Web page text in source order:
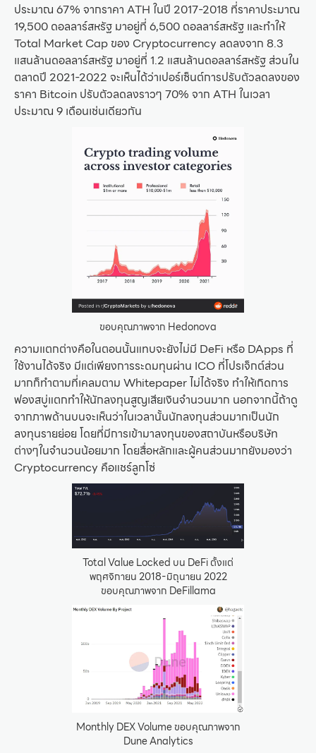
ประมาณ 67% จากราคา ATH ในปี 2017-2018 ที่ราคาประมาณ
19,500 ดอลลาร์สหรัฐ มาอยู่ที่ 6,500 ดอลลาร์สหรัฐ และทำให้
Total Market Cap ของ Cryptocurrency ลดลงจาก 8.3
แสนล้านดอลลาร์สหรัฐ มาอยู่ที่ 1.2 แสนล้านดอลลาร์สหรัฐ ส่วนใน
ตลาดปี 2021-2022 จะเห็นได้ว่าเปอร์เซ็นต์การปรับตัวลดลงของ
ราคา Bitcoin ปรับตัวลดลงราวๆ 70% จาก ATH ในเวลา
ประมาณ 9 เดือนเช่นเดียวกัน
ขอบคุณภาพจาก Hedonova
ความแตกต่างคือในตอนนั้นแทบจะยังไม่มี DeFi หรือ DApps ที่
ใช้งานได้จริง มีแต่เพียงการระดมทุนผ่าน ICO ที่โปรเจ็กต์ส่วน
มากก็ทำตามที่เคลมตาม Whitepaper ไม่ได้จริง ทำให้เกิดการ
ฟองสบู่แตกทำให้นักลงทุนสูญเสียเงินจำนวนมาก นอกจากนี้ถ้าดู
จากภาพด้านบนจะเห็นว่าในเวลานั้นนักลงทุนส่วนมากเป็นนัก
ลงทุนรายย่อย โดยที่มีการเข้ามาลงทุนของสถาบันหรือบริษัท
ต่างๆในจำนวนน้อยมาก โดยสื่อหลักและผู้คนส่วนมากยังมองว่า
Cryptocurrency คือแชร์ลูกโซ่
Total Value Locked บน DeFi ตั้งแต่
พฤศจิกายน 2018-มิถุนายน 2022
ขอบคุณภาพจาก DeFillama
Monthly DEX Volume ขอบคุณภาพจาก
Dune Analytics